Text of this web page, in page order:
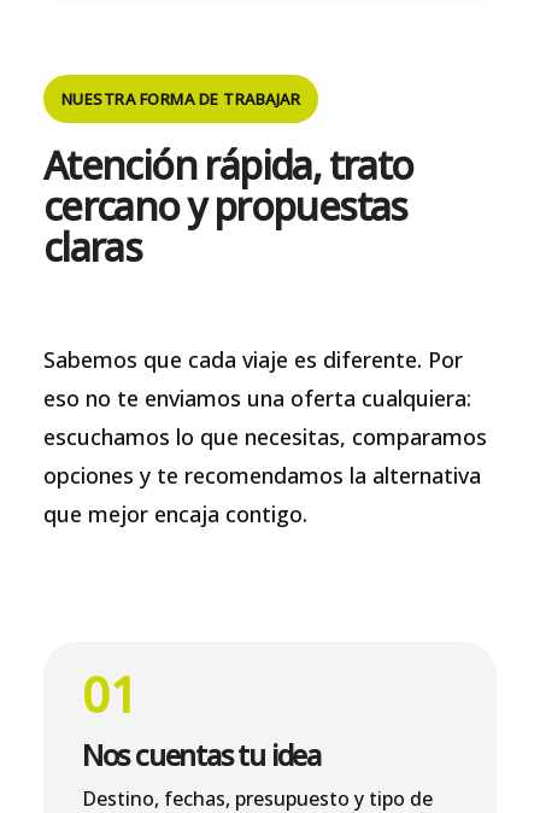
NUESTRA FORMA DE TRABAJAR
Atención rápida, trato
cercano y propuestas
claras
Sabemos que cada viaje es diferente. Por
eso no te enviamos una oferta cualquiera:
escuchamos lo que necesitas, comparamos
opciones y te recomendamos la alternativa
que mejor encaja contigo.
01
Nos cuentas tu idea
Destino, fechas, presupuesto y tipo de